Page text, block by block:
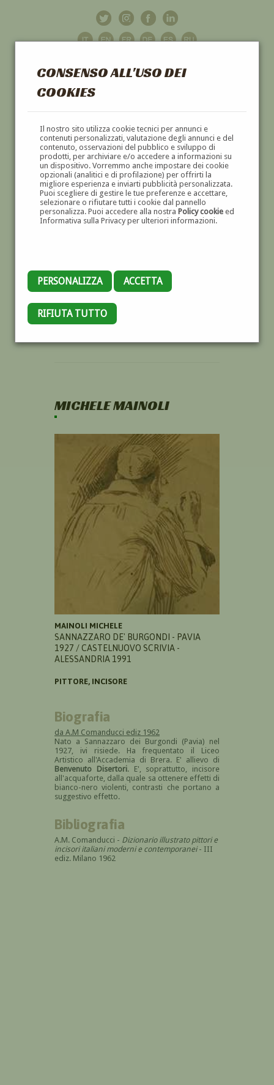
CONSENSO ALL'USO DEI
COOKIES
Il nostro sito utilizza cookie tecnici per annunci e
contenuti personalizzati, valutazione degli annunci e del
contenuto, osservazioni del pubblico e sviluppo di
prodotti, per archiviare e/o accedere a informazioni su
un dispositivo. Vorremmo anche impostare dei cookie
opzionali (analitici e di profilazione) per offrirti la
migliore esperienza e inviarti pubblicità personalizzata.
Puoi scegliere di gestire le tue preferenze e accettare,
selezionare o rifiutare tutti i cookie dal pannello
personalizza. Puoi accedere alla nostra Policy cookieed
Informativa sulla Privacy per ulteriori informazioni.
PERSONALIZZA ACCETTA
RIFIUTA TUTTO
GALLERIAD'ARTE
DIPINTI E SCULTURE '800 E '900
MICHELE MAINOLI
MAINOLI MICHELE
SANNAZZARO DE' BURGONDI - PAVIA
1927 / CASTELNUOVO SCRIVIA -
ALESSANDRIA 1991
PITTORE, INCISORE
Biografia
da A.M Comanducci ediz 1962
Nato a Sannazzaro dei Burgondi (Pavia) nel
1927, ivi risiede. Ha frequentato il Liceo
Artistico all'Accademia di Brera. E' allievo di
Benvenuto Disertori. E', soprattutto, incisore
all'acquaforte, dalla quale sa ottenere effetti di
bianco-nero violenti, contrasti che portano a
suggestivo effetto.
Bibliografia
A.M. Comanducci - Dizionario illustrato pittori e
incisori italiani moderni e contemporanei- III
ediz. Milano 1962